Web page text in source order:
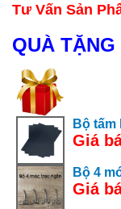
Tư Vấn Sản
QUÀ
Bộ tấm
Giá
Bộ 4
Giá